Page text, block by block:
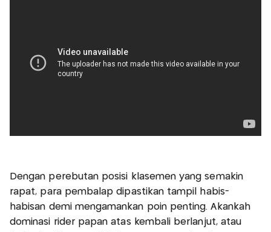
Dengan perebutan posisi klasemen yang semakin
rapat, para pembalap dipastikan tampil habis-
habisan demi mengamankan poin penting. Akankah
dominasi rider papan atas kembali berlanjut, atau